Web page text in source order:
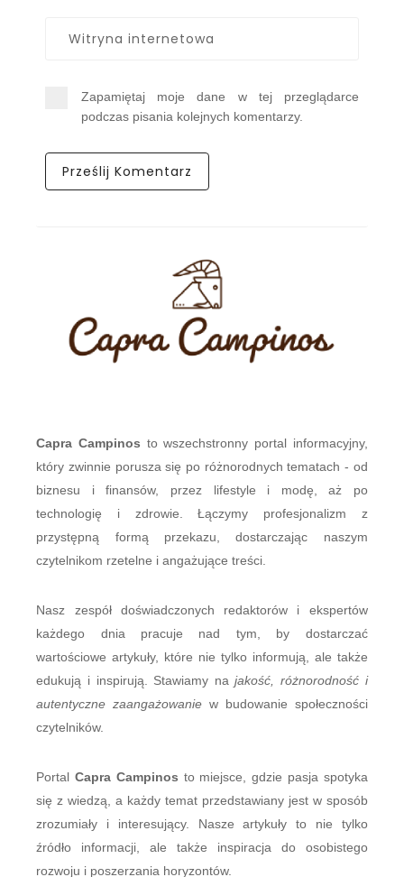
Zapamiętaj moje dane w tej przeglądarce
podczas pisania kolejnych komentarzy.
Capra Campinos to wszechstronny portal informacyjny,
który zwinnie porusza się po różnorodnych tematach - od
biznesu i finansów, przez lifestyle i modę, aż po
technologię i zdrowie. Łączymy profesjonalizm z
przystępną formą przekazu, dostarczając naszym
czytelnikom rzetelne i angażujące treści.
Nasz zespół doświadczonych redaktorów i ekspertów
każdego dnia pracuje nad tym, by dostarczać
wartościowe artykuły, które nie tylko informują, ale także
edukują i inspirują. Stawiamy najakość, różnorodność i
autentyczne zaangażowanie w budowanie społeczności
czytelników.
PortalCapra Campinos to miejsce, gdzie pasja spotyka
się z wiedzą, a każdy temat przedstawiany jest w sposób
zrozumiały i interesujący. Nasze artykuły to nie tylko
źródło informacji, ale także inspiracja do osobistego
rozwoju i poszerzania horyzontów.